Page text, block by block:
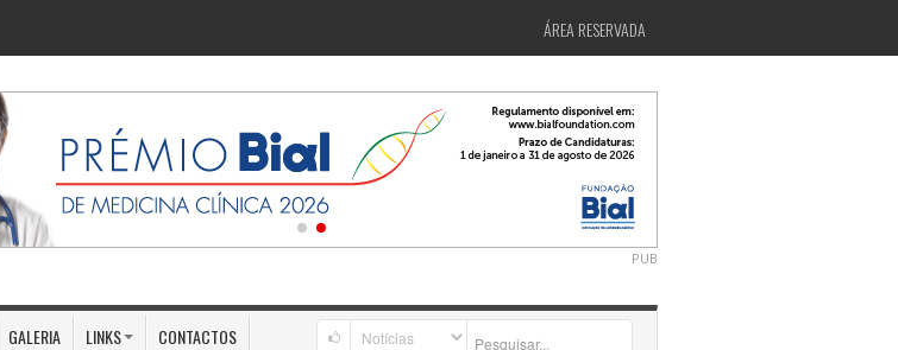
ÁREA RESERVADA
PUB
GALERIA LINKS CONTACTOS